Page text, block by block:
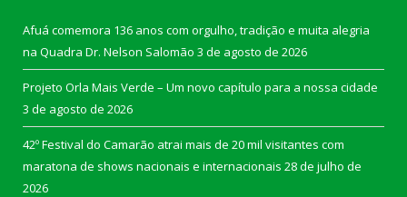
Afuá comemora 136 anos com orgulho, tradição e muita alegria
na Quadra Dr. Nelson Salomão 3 de agosto de 2026
Projeto Orla Mais Verde – Um novo capítulo para a nossa cidade
3 de agosto de 2026
42º Festival do Camarão atrai mais de 20 mil visitantes com
maratona de shows nacionais e internacionais 28 de julho de
2026